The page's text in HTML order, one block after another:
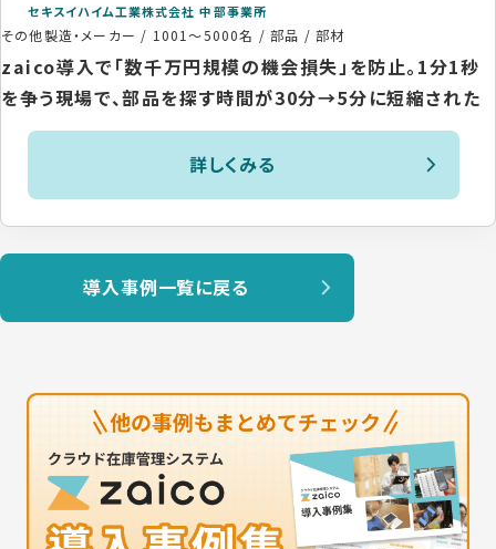
セキスイハイム工業株式会社 中部事業所
その他製造・メーカー / 1001〜5000名 /部品 / 部材
zaico導入で「数千万円規模の機会損失」を防止。1分1秒
を争う現場で、部品を探す時間が30分→5分に短縮された
詳しくみる
導入事例一覧に戻る